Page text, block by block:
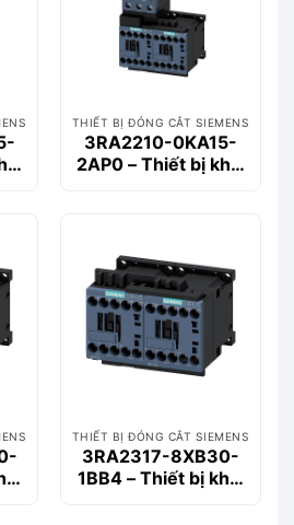
THIẾT BỊ ĐÓNG CẮT SIEMENS
3RA2210-0KA15-
2AP0 – Thiết bị khởi
THIẾT BỊ ĐÓNG CẮT SIEMENS
3RA2317-8XB30-
1BB4 – Thiết bị khởi